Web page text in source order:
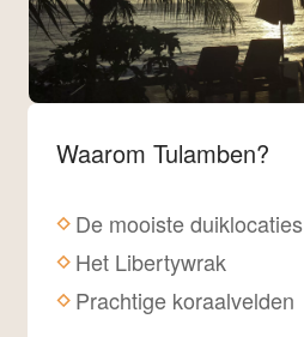
Waarom Tulamben?
De mooiste duiklocaties
Het Libertywrak
Prachtige koraalvelden